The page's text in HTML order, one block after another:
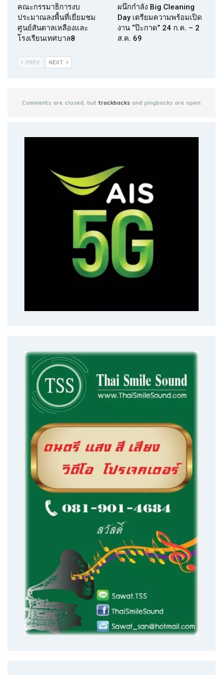
คณะกรรมาธิการงบ
ประมาณลงพื้นที่เยี่ยมชม
ศูนย์สันตาลเหลืองและ
โรงเรียนเทศบาล8
ผนึกกำลัง Big Cleaning
Day เตรียมความพร้อมเปิด
งาน “ป๊ะกาด” 24 ก.ค. – 2
ส.ค. 69
PREV NEXT
Comments are closed, buttrackbacksand pingbacks are open.